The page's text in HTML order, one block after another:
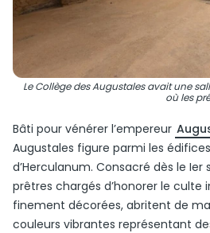
Le Collège des Augustales avait une
où les
Bâti pour vénérer l’empereur
Augustales figure parmi les
d’Herculanum. Consacré dès le Ier
prêtres chargés d’honorer le culte
finement décorées, abritent de
couleurs vibrantes représentant